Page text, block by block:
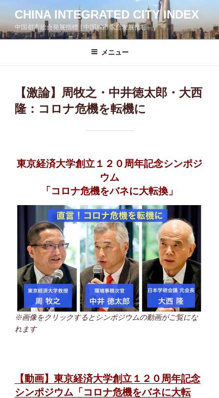
テ
ン
へ
CHINA INTEGRATED CITY INDEX
中国都市総合発展指標 | 中国城市综合发展指标
メニュー
【激論】周牧之・中井徳太郎・大西
隆：コロナ危機を転機に
東京経済大学創立１２０周年記念シンポジ
ウム
「コロナ危機をバネに大転換」
※画像をクリックするとシンポジウムの動画がご覧にな
れます
【動画】東京経済大学創立１２０周年記念
シンポジウム「コロナ危機をバネに大転